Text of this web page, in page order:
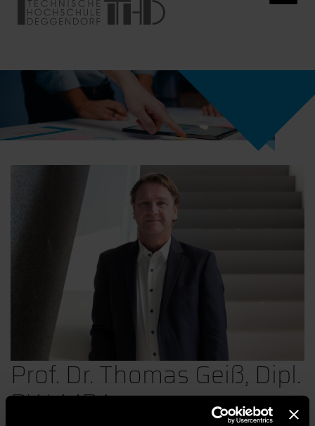
Prof. Dr. Thomas Geiß, Dipl.
BW, MBA